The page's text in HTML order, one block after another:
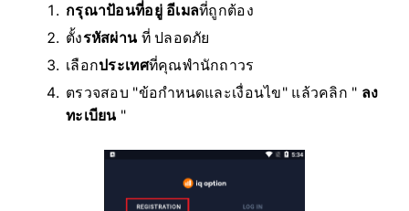
กรุณาป้อนที่อยู่ อีเมลที่ถูกต้อง
ตั้งรหัสผ่าน ที่ ปลอดภัย
เลือกประเทศที่คุณพำนักถาวร
ตรวจสอบ "ข้อกำหนดและเงื่อนไข" แล้วคลิก " ลง
ทะเบียน "